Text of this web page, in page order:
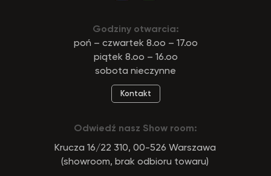
Godziny otwarcia:
poń – czwartek 8.oo – 17.oo
piątek 8.oo – 16.oo
sobota nieczynne
Odwiedź nasz Show room:
Krucza 16/22 310, 00-526 Warszawa
(showroom, brak odbioru towaru)
Kontakt